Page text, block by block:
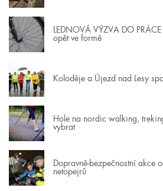
LEDNOVÁ VÝZVA DO
opět ve formě
Koloděje a Újezd nad Lesy
Hole na nordic walking,
vybrat
Dopravně-bezpečnostní akce
netopejrů